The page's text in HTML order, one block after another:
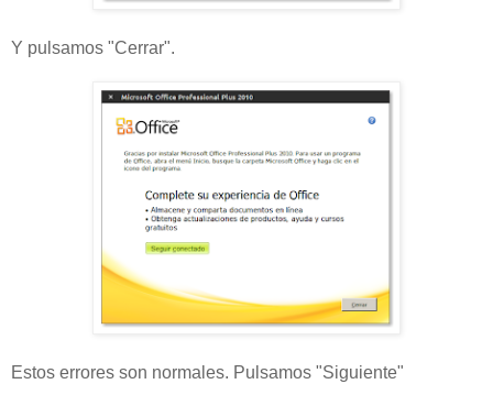
Y pulsamos "Cerrar".
Estos errores son normales. Pulsamos "Siguiente"